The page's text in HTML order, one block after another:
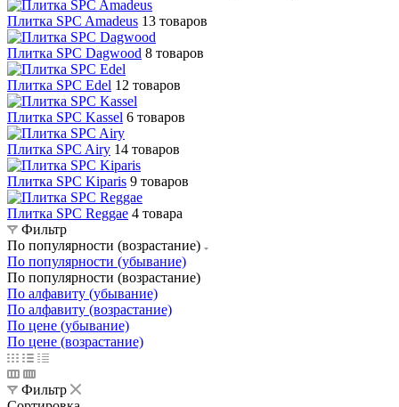
Плитка SPC Amadeus 13 товаров
Плитка SPC Dagwood 8 товаров
Плитка SPC Edel 12 товаров
Плитка SPC Kassel 6 товаров
Плитка SPC Airy 14 товаров
Плитка SPC Kiparis 9 товаров
Плитка SPC Reggae 4 товара
Фильтр
По популярности (возрастание)
По популярности (убывание)
По популярности (возрастание)
По алфавиту (убывание)
По алфавиту (возрастание)
По цене (убывание)
По цене (возрастание)
Фильтр